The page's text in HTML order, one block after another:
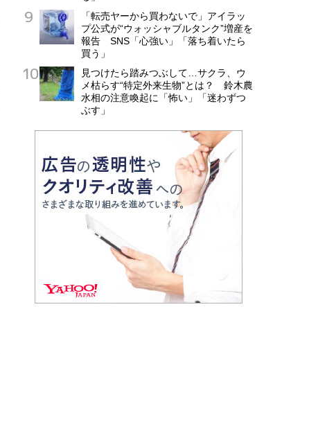
「転売ヤーから買わないで」アイラッ
プ公式が“ウォッシャブルタンク”増産を
報告 SNS「心強い」「落ち着いたら
買う」
見つけたら踏みつぶして…サクラ、ウ
メ枯らす“特定外来生物”とは？ 鈴木農
水相の注意喚起に「怖い」「迷わずつ
ぶす」